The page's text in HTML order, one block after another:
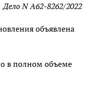
Дело N А62-8262/2022
объявлена
в полном объеме